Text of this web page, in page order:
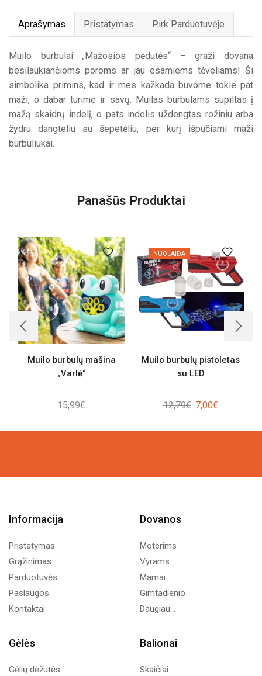
Aprašymas Pristatymas Pirk Parduotuvėje
Muilo burbulai „Mažosios pėdutės“ – graži dovana
besilaukiančioms poroms ar jau esamiems tėveliams! Ši
simbolika primins, kad ir mes kažkada buvome tokie pat
maži, o dabar turime ir savų. Muilas burbulams supiltas į
mažą skaidrų indelį, o pats indelis uždengtas rožiniu arba
žydru dangteliu su šepetėliu, per kurį išpučiami maži
burbuliukai.
Panašūs Produktai
Muilo burbulų mašina
„Varlė“
15,99€
NUOLAIDA
Muilo burbulų pistoletas
su LED
12,79€ Original
was:
7,00€
is:
Informacija
Pristatymas
Grąžinimas
Parduotuvės
Paslaugos
Kontaktai
Dovanos
Moterims
Vyrams
Mamai
Gimtadienio
Daugiau...
Gėlės
Gėlių dėžutės
Balionai
Skaičiai